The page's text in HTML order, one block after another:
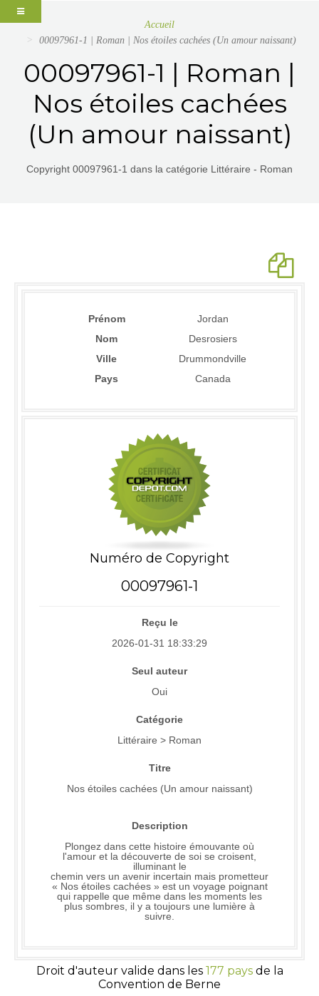
Accueil
00097961-1 | Roman | Nos étoiles cachées (Un amour naissant)
00097961-1 | Roman |
Nos étoiles cachées
(Un amour naissant)
Copyright 00097961-1 dans la catégorie Littéraire - Roman
Prénom
Jordan
Nom
Desrosiers
Ville
Drummondville
Pays
Canada
Numéro de Copyright
00097961-1
Reçu le
2026-01-31 18:33:29
Seul auteur
Oui
Catégorie
Littéraire > Roman
Titre
Nos étoiles cachées (Un amour naissant)
Description
Plongez dans cette histoire émouvante où
l'amour et la découverte de soi se croisent,
illuminant le
chemin vers un avenir incertain mais prometteur
« Nos étoiles cachées » est un voyage poignant
qui rappelle que même dans les moments les
plus sombres, il y a toujours une lumière à
suivre.
Droit d'auteur valide dans les 177 paysde la
Convention de Berne